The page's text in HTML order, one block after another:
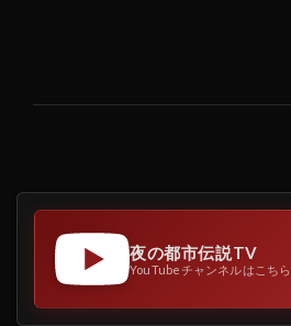
夜の都市伝説TV
YouTubeチャンネルはこちら